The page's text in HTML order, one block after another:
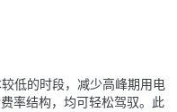
低的时段，减少高峰期用电
率结构，均可轻松驾驭。此